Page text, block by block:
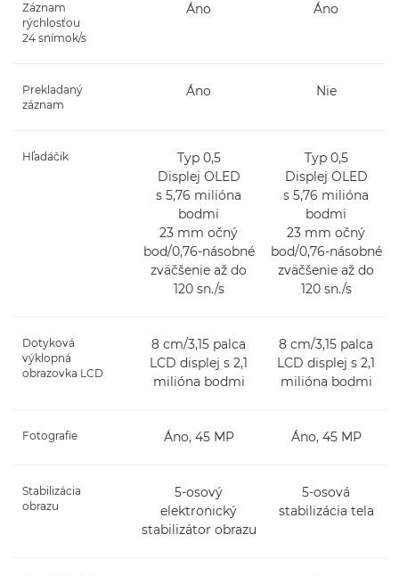
Záznam
rýchlosťou
24 snímok/s
Áno Áno
Prekladaný
záznam
Áno Nie
Hľadáčik
Typ 0,5
Displej OLED
s 5,76 milióna
bodmi
23 mm očný
bod/0,76-násobné
zväčšenie až do
120 sn./s
Typ 0,5
Displej OLED
s 5,76 milióna
bodmi
23 mm očný
bod/0,76-násobné
zväčšenie až do
120 sn./s
Dotyková
výklopná
obrazovka LCD
8 cm/3,15 palca
LCD displej s 2,1
milióna bodmi
8 cm/3,15 palca
LCD displej s 2,1
milióna bodmi
Fotografie Áno, 45 MP Áno, 45 MP
Stabilizácia
obrazu
5-osový
elektronický
stabilizátor obrazu
5-osová
stabilizácia tela